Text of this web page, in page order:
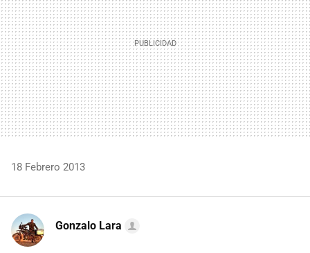
18 Febrero 2013
Gonzalo Lara